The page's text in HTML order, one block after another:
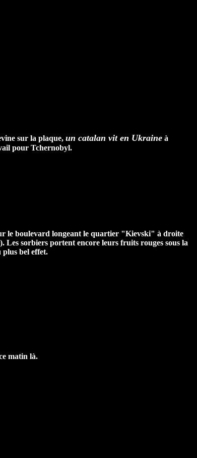
sur la plaque, un catalan vit en Ukraine à
pour Tchernobyl.
le boulevard longeant le quartier "Kievski" à droite
Les sorbiers portent encore leurs fruits rouges sous la
plus bel effet.
matin là.